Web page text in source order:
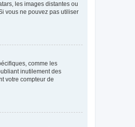
les images distantes ou
vous ne pouvez pas utiliser
comme les
inutilement des
votre compteur de